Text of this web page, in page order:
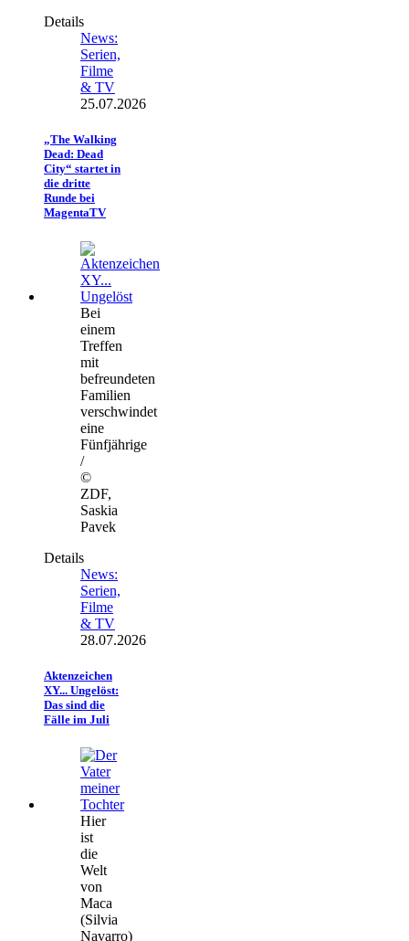
Details
News:
Serien,
Filme
& TV
25.07.2026
„The Walking
Dead: Dead
City“ startet in
die dritte
Runde bei
MagentaTV
Bei
einem
Treffen
mit
befreundeten
Familien
verschwindet
eine
Fünfjährige
/
©
ZDF,
Saskia
Pavek
Details
News:
Serien,
Filme
& TV
28.07.2026
Aktenzeichen
XY... Ungelöst:
Das sind die
Fälle im Juli
Hier
ist
die
Welt
von
Maca
(Silvia
Navarro)